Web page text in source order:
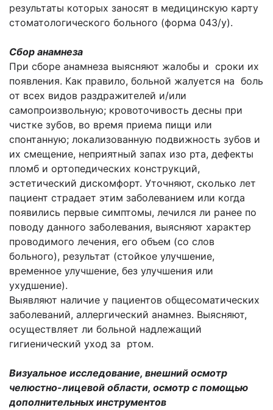
результаты которых заносят в медицинскую карту
стоматологического больного (форма 043/у).
Сбор анамнеза
При сборе анамнеза выясняют жалобы и сроки их
появления. Как правило, больной жалуется на боль
от всех видов раздражителей и/или
самопроизволь­ную; кровоточивость десны при
чистке зубов, во время приема пищи или
спонтанную; локализованную подвижность зубов и
их смещение, неприятный запах изо рта, дефекты
пломб и ортопедических конструкций,
эстетический дискомфорт. Уточняют, сколько лет
пациент страдает этим заболеванием или когда
появились первые симптомы, лечился ли ранее по
поводу данного заболевания, выясняют характер
проводимого лечения, его объем (со слов
больного), результат (стойкое улучшение,
временное улучше­ние, без улучшения или
ухудшение).
Выявляют наличие у пациентов общесоматических
заболеваний, аллергический анамнез. Выясняют,
осуществляет ли больной надлежащий
гигиенический уход за ртом.
Визуальное исследование, внешний осмотр
челюстно-лицевой области, осмотр с помощью
дополнительных инструментов